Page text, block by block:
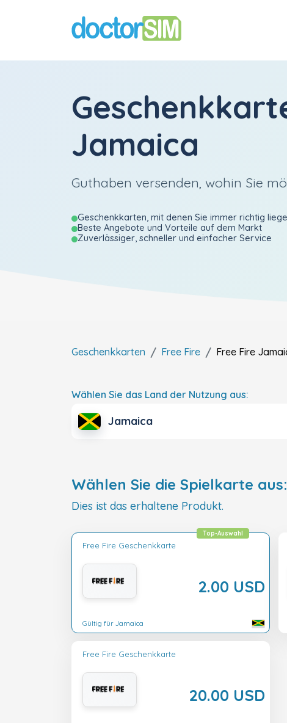
Jamaica
Guthaben versenden, wohin Sie
Geschenkkarten, mit denen Sie immer richtig
Beste Angebote und Vorteile auf dem Markt
Zuverlässiger, schneller und einfacher Service
Geschenkkarten Free Fire Free Fire
Wählen Sie das Land der Nutzung aus:
Jamaica
Wählen Sie die Spielkarte aus:
Dies ist das erhaltene Produkt.
Free Fire Geschenkkarte
2.00 USD
Top-Auswahl
Gültig für Jamaica
Free Fire Geschenkkarte
20.00 USD